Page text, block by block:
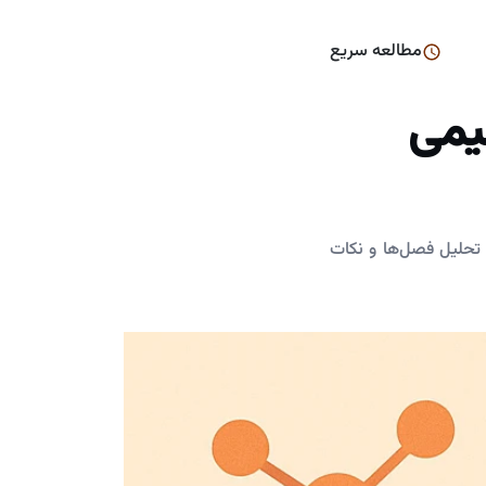
مطالعه سریع
روش‌های مطالعه مفهومی، تحلیل فصل‌ها و نکات